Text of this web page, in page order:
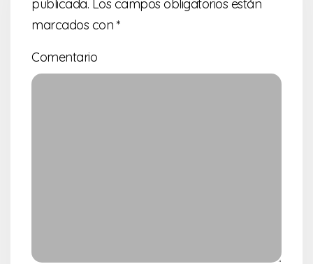
publicada. Los campos obligatorios están
marcados con *
Comentario